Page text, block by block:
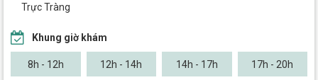
Trực Tràng
Khung giờ khám
8h - 12h 12h - 14h 14h - 17h 17h - 20h